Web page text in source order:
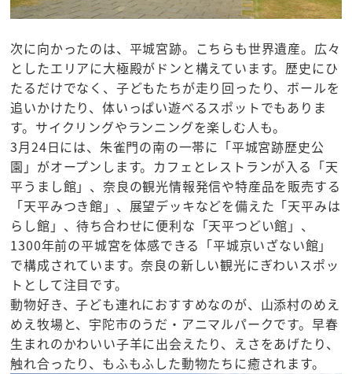
次に向かったのは、平城宮跡。こちらも世界遺産。広々
としたエリアに大極殿がドンと構えています。歴史にひ
たるだけでなく、子どもたちが走り回ったり、ボールを
追いかけたり、体いっぱい遊べるスポットでもありま
す。サイクリングやランニングを楽しむ人も。
3月24日には、朱雀門の南の一帯に「平城宮跡歴史公
園」がオープンします。カフェとレストランが入る「天
平うまし館」、奈良の観光情報発信や特産品を販売する
「天平みつき館」、展望デッキなどを備えた「天平みは
らし館」、待ち合わせに便利な「天平つどい館」、
1300年前の平城宮を体感できる「平城京いざない館」
で構成されています。奈良の新しい観光にぎわいスポッ
トとして注目です。
動物好き、子ども連れにおすすめなのが、山添村のめえ
めえ牧場と、宇陀市のうだ・アニマルパークです。早春
生まれのかわいい子羊に出会えたり、えさをあげたり、
触れ合ったり、もふもふした動物たちに癒されます。